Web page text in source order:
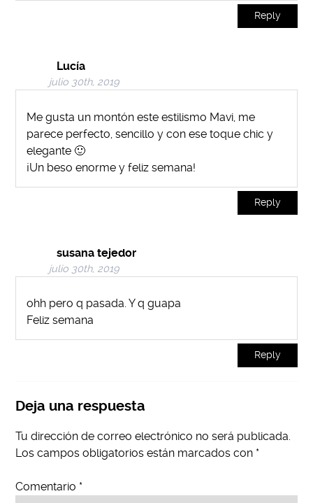
Reply
Lucía
julio 30th, 2019
Me gusta un montón este estilismo Mavi, me
parece perfecto, sencillo y con ese toque chic y
elegante 🙂
¡Un beso enorme y feliz semana!
Reply
susana tejedor
julio 30th, 2019
ohh pero q pasada. Y q guapa
Feliz semana
Reply
Deja una respuesta
Tu dirección de correo electrónico no será publicada.
Los campos obligatorios están marcados con *
Comentario *